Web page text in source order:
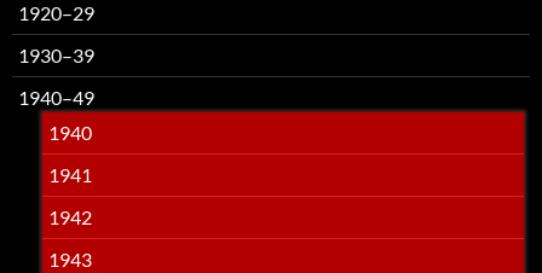
1920–29
1930–39
1940–49
1940
1941
1942
1943